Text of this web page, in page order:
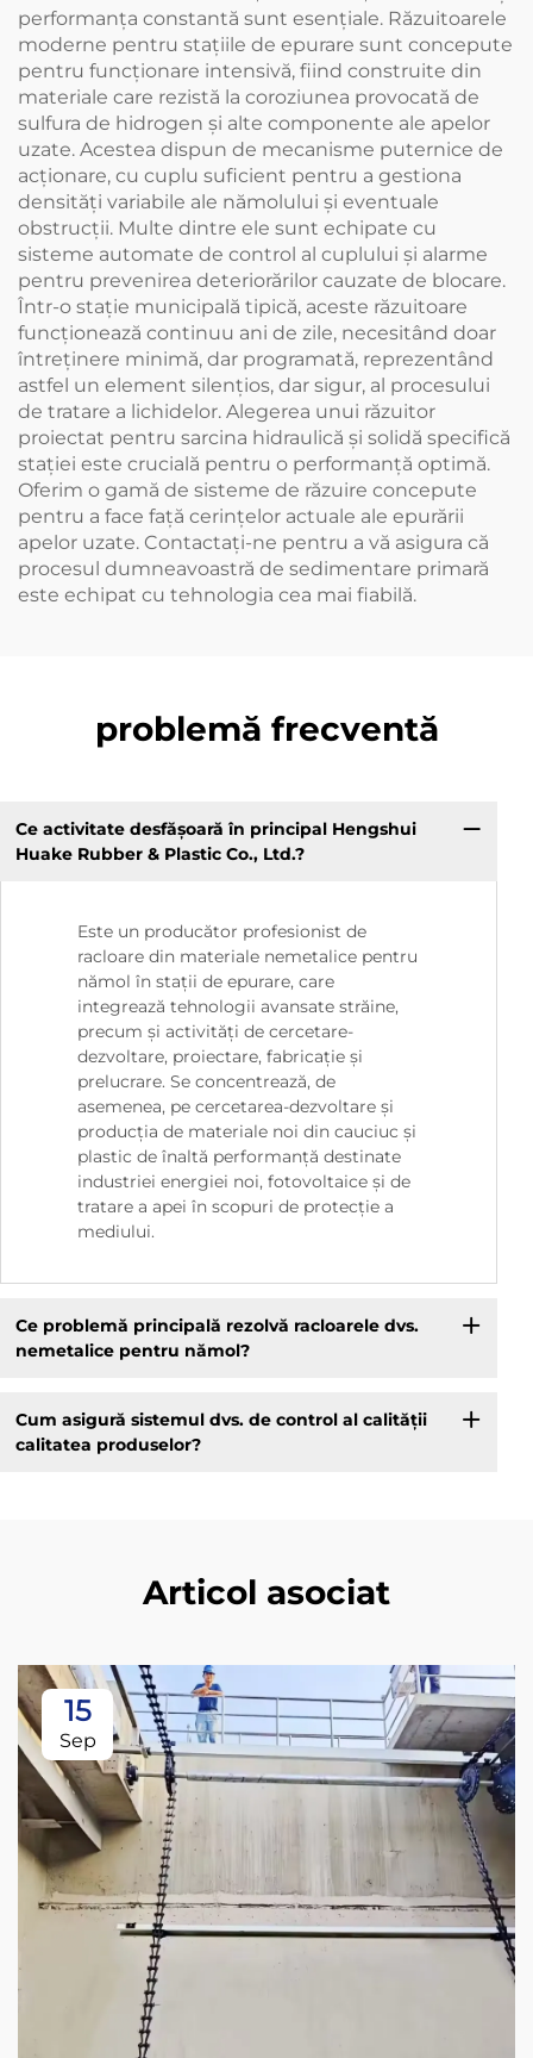
performanța constantă sunt esențiale. Răzuitoarele
moderne pentru stațiile de epurare sunt concepute
pentru funcționare intensivă, fiind construite din
materiale care rezistă la coroziunea provocată de
sulfura de hidrogen și alte componente ale apelor
uzate. Acestea dispun de mecanisme puternice de
acționare, cu cuplu suficient pentru a gestiona
densități variabile ale nămolului și eventuale
obstrucții. Multe dintre ele sunt echipate cu
sisteme automate de control al cuplului și alarme
pentru prevenirea deteriorărilor cauzate de blocare.
Într-o stație municipală tipică, aceste răzuitoare
funcționează continuu ani de zile, necesitând doar
întreținere minimă, dar programată, reprezentând
astfel un element silențios, dar sigur, al procesului
de tratare a lichidelor. Alegerea unui răzuitor
proiectat pentru sarcina hidraulică și solidă specifică
stației este crucială pentru o performanță optimă.
Oferim o gamă de sisteme de răzuire concepute
pentru a face față cerințelor actuale ale epurării
apelor uzate. Contactați-ne pentru a vă asigura că
procesul dumneavoastră de sedimentare primară
este echipat cu tehnologia cea mai fiabilă.
problemă frecventă
Ce activitate desfășoară în principal Hengshui
Huake Rubber & Plastic Co., Ltd.?
Este un producător profesionist de
racloare din materiale nemetalice pentru
nămol în stații de epurare, care
integrează tehnologii avansate străine,
precum și activități de cercetare-
dezvoltare, proiectare, fabricație și
prelucrare. Se concentrează, de
asemenea, pe cercetarea-dezvoltare și
producția de materiale noi din cauciuc și
plastic de înaltă performanță destinate
industriei energiei noi, fotovoltaice și de
tratare a apei în scopuri de protecție a
mediului.
Ce problemă principală rezolvă racloarele dvs.
nemetalice pentru nămol?
Cum asigură sistemul dvs. de control al calității
calitatea produselor?
Articol asociat
15
Sep